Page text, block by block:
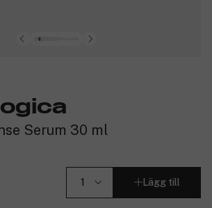
Serum 30 ml
Lägg till